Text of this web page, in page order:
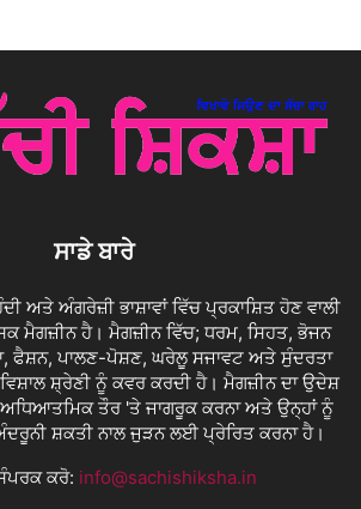
ਸਾਡੇ ਬਾਰੇ
ਅਤੇ ਅੰਗਰੇਜ਼ੀ ਭਾਸ਼ਾਵਾਂ ਵਿੱਚ ਪ੍ਰਕਾਸ਼ਿਤ ਹੋਣ ਵਾਲੀ
ਮੈਗਜ਼ੀਨ ਹੈ। ਮੈਗਜ਼ੀਨ ਵਿੱਚ; ਧਰਮ, ਸਿਹਤ, ਭੋਜਨ
ਫੈਸ਼ਨ, ਪਾਲਣ-ਪੋਸ਼ਣ, ਘਰੇਲੂ ਸਜਾਵਟ ਅਤੇ ਸੁੰਦਰਤਾ
ਸ਼੍ਰੇਣੀ ਨੂੰ ਕਵਰ ਕਰਦੀ ਹੈ। ਮੈਗਜ਼ੀਨ ਦਾ ਉਦੇਸ਼
ਤੌਰ 'ਤੇ ਜਾਗਰੂਕ ਕਰਨਾ ਅਤੇ ਉਨ੍ਹਾਂ ਨੂੰ
ਸ਼ਕਤੀ ਨਾਲ ਜੁੜਨ ਲਈ ਪ੍ਰੇਰਿਤ ਕਰਨਾ ਹੈ।
ਕਰੋ: info@sachishiksha.in